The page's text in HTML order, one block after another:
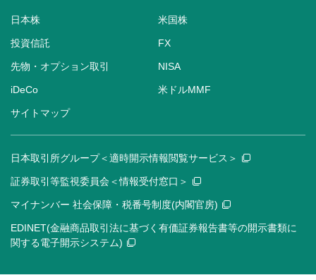
日本株 米国株
投資信託 FX
先物・オプション取引 NISA
iDeCo 米ドルMMF
サイトマップ
日本取引所グループ＜適時開示情報閲覧サービス＞
証券取引等監視委員会＜情報受付窓口＞
マイナンバー 社会保障・税番号制度(内閣官房)
EDINET(金融商品取引法に基づく有価証券報告書等の開示書類に
関する電子開示システム)